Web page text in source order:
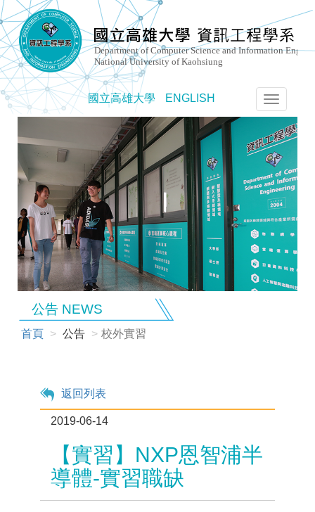
國立高雄大學 ENGLISH
選
單
切
換
公告 NEWS
首頁 公告 校外實習
返回列表
2019-06-14
【實習】NXP恩智浦半
導體-實習職缺